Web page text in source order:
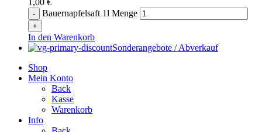
1,00 €
Bauernapfelsaft 1l Menge
In den Warenkorb
Sonderangebote / Abverkauf
Shop
Mein Konto
Back
Kasse
Warenkorb
Info